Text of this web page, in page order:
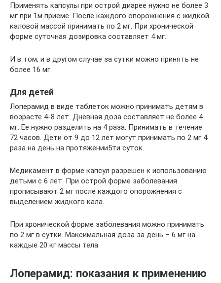
Применять капсулы при острой диарее нужно не более 3
мг при 1м приеме. После каждого опорожнения с жидкой
каловой массой принимать по 2 мг. При хронической
форме суточная дозировка составляет 4 мг.
И в том, и в другом случае за сутки можно принять не
более 16 мг.
Для детей
Лоперамид в виде таблеток можно принимать детям в
возрасте 4-8 лет. Дневная доза составляет не более 4
мг. Ее нужно разделить на 4 раза. Принимать в течение
72 часов. Дети от 9 до 12 лет могут принимать по 2 мг 4
раза на день на протяжении5ти суток.
Медикамент в форме капсул разрешен к использованию
детьми с 6 лет. При острой форме заболевания
прописывают 2 мг после каждого опорожнения с
выделением жидкого кала.
При хронической форме заболевания можно принимать
по 2 мг в сутки. Максимальная доза за день – 6 мг на
каждые 20 кг массы тела.
Лоперамид: показания к применению